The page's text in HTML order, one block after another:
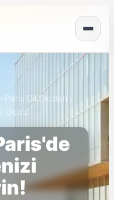
› Paris Dil Okulları ›
Okulu